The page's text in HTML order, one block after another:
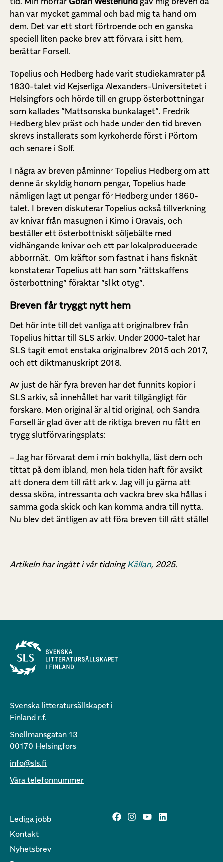
han var mycket gammal och bad mig ta hand om
dem. Det var ett stort förtroende och en ganska
speciell liten packe brev att förvara i sitt hem,
berättar Forsell.
Topelius och Hedberg hade varit studiekamrater på
1830-talet vid Kejserliga Alexanders-Universitetet i
Helsingfors och hörde till en grupp österbottningar
som kallades ”Mattsonska bunkalaget”. Fredrik
Hedberg blev präst och hade under den tid breven
skrevs installerats som kyrkoherde först i Pörtom
och senare i Solf.
I några av breven påminner Topelius Hedberg om att
denne är skyldig honom pengar, Topelius hade
nämligen lagt ut pengar för Hedberg under 1860-
talet. I breven diskuterar Topelius också tillverkning
av knivar från masugnen i Kimo i Oravais, och
beställer ett österbottniskt söljebälte med
vidhängande knivar och ett par lokalproducerade
abborrnät. Om kräftor som fastnat i hans fisknät
konstaterar Topelius att han som ”rättskaffens
österbottning” föraktar ”slikt otyg”.
Breven får tryggt nytt hem
Det hör inte till det vanliga att originalbrev från
Topelius hittar till SLS arkiv. Under 2000-talet har
SLS tagit emot enstaka originalbrev 2015 och 2017,
och ett diktmanuskript 2018.
Av just de här fyra breven har det funnits kopior i
SLS arkiv, så innehållet har varit tillgängligt för
forskare. Men original är alltid original, och Sandra
Forsell är glad över att de riktiga breven nu fått en
trygg slutförvaringsplats:
– Jag har förvarat dem i min bokhylla, läst dem och
tittat på dem ibland, men hela tiden haft för avsikt
att donera dem till rätt arkiv. Jag vill ju gärna att
dessa sköra, intressanta och vackra brev ska hållas i
samma goda skick och kan komma andra till nytta.
Nu blev det äntligen av att föra breven till rätt ställe!
Artikeln har ingått i vår tidningKällan, 2025.
Svenska litteratursällskapet i
Finland r.f.
Snellmansgatan 13
00170 Helsingfors
info@sls.fi
Våra telefonnummer
Lediga jobb
Kontakt
Nyhetsbrev